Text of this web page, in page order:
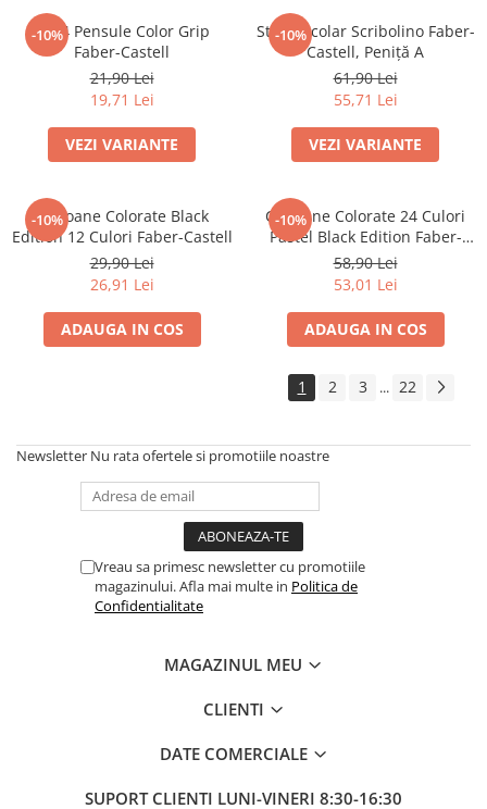
Foarfeci
Lipici
-10%
Set 4 Pensule Color Grip
Faber-Castell
21,90 Lei
19,71 Lei
VEZI VARIANTE
-10%
Stilou Școlar Scribolino Faber-
Castell, Peniță A
61,90 Lei
55,71 Lei
VEZI VARIANTE
-10%
Creioane Colorate Black
Edition 12 Culori Faber-Castell
29,90 Lei
26,91 Lei
ADAUGA IN COS
-10%
Creioane Colorate 24 Culori
Pastel Black Edition Faber-
Castell
58,90 Lei
53,01 Lei
ADAUGA IN COS
1 2 3 ... 22
Newsletter Nu rata ofertele si promotiile noastre
Vreau sa primesc newsletter cu promotiile
magazinului. Afla mai multe in Politica de
Confidentialitate
MAGAZINUL MEU
CLIENTI
DATE COMERCIALE
SUPORT CLIENTI LUNI-VINERI 8:30-16:30